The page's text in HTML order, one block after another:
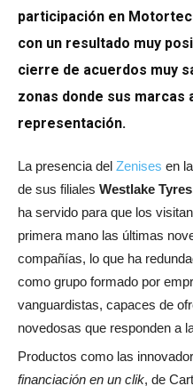
participación en
con un resultado muy
cierre de acuerdos muy
zonas donde sus marcas
representación.
La presencia del Zenises en
de sus filiales Westlake
ha servido para que los
primera mano las últimas
compañías, lo que ha
como grupo formado por
vanguardistas, capaces de
novedosas que responden a
Productos como las
financiación en un clik, de